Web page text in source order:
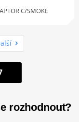
C/SMOKE
rozhodnout?